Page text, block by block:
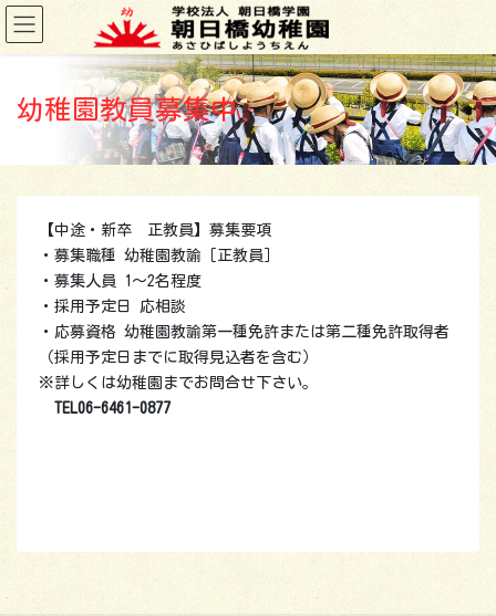
コ
ン
テ
ナ
ビ
ゲ
幼稚園教員募集中
【中途・新卒 正教員】募集要項
・募集職種 幼稚園教諭［正教員］
・募集人員 1～2名程度
・採用予定日 応相談
・応募資格 幼稚園教諭第一種免許または第二種免許取得者
（採用予定日までに取得見込者を含む）
※詳しくは幼稚園までお問合せ下さい。
TEL06-6461-0877